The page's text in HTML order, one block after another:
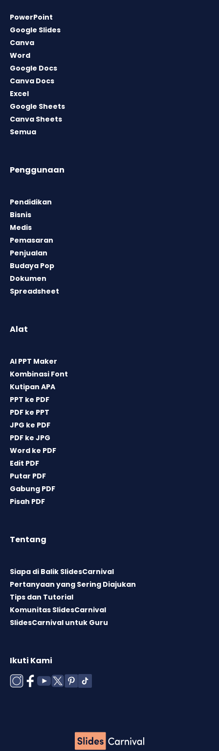
PowerPoint
Google Slides
Canva
Word
Google Docs
Canva Docs
Excel
Google Sheets
Canva Sheets
Semua
Penggunaan
Pendidikan
Bisnis
Medis
Pemasaran
Penjualan
Budaya Pop
Dokumen
Spreadsheet
Alat
AI PPT Maker
Kombinasi Font
Kutipan APA
PPT ke PDF
PDF ke PPT
JPG ke PDF
PDF ke JPG
Word ke PDF
Edit PDF
Putar PDF
Gabung PDF
Pisah PDF
Tentang
Siapa di Balik SlidesCarnival
Pertanyaan yang Sering Diajukan
Tips dan Tutorial
Komunitas SlidesCarnival
SlidesCarnival untuk Guru
Ikuti Kami